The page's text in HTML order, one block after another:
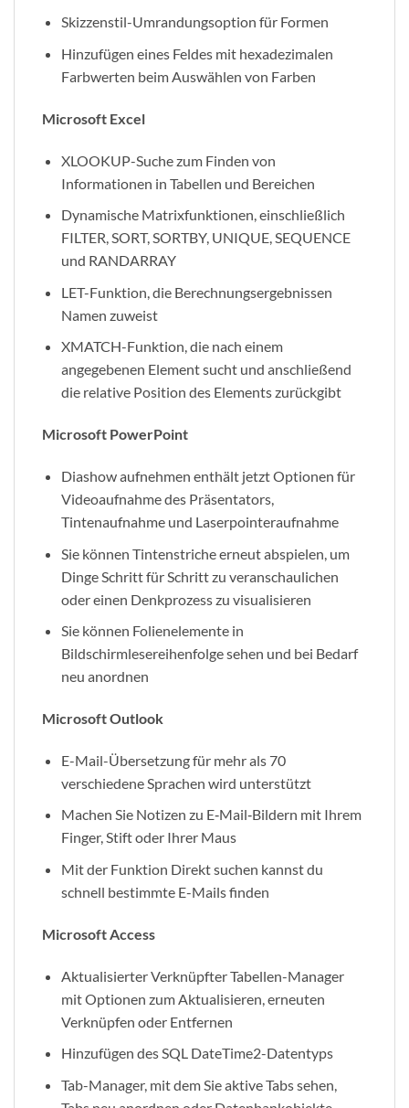
Skizzenstil-Umrandungsoption für Formen
Hinzufügen eines Feldes mit hexadezimalen
Farbwerten beim Auswählen von Farben
Microsoft Excel
XLOOKUP-Suche zum Finden von
Informationen in Tabellen und Bereichen
Dynamische Matrixfunktionen, einschließlich
FILTER, SORT, SORTBY, UNIQUE, SEQUENCE
und RANDARRAY
LET-Funktion, die Berechnungsergebnissen
Namen zuweist
XMATCH-Funktion, die nach einem
angegebenen Element sucht und anschließend
die relative Position des Elements zurückgibt
Microsoft PowerPoint
Diashow aufnehmen enthält jetzt Optionen für
Videoaufnahme des Präsentators,
Tintenaufnahme und Laserpointeraufnahme
Sie können Tintenstriche erneut abspielen, um
Dinge Schritt für Schritt zu veranschaulichen
oder einen Denkprozess zu visualisieren
Sie können Folienelemente in
Bildschirmlesereihenfolge sehen und bei Bedarf
neu anordnen
Microsoft Outlook
E-Mail-Übersetzung für mehr als 70
verschiedene Sprachen wird unterstützt
Machen Sie Notizen zu E‑Mail‑Bildern mit Ihrem
Finger, Stift oder Ihrer Maus
Mit der Funktion Direkt suchen kannst du
schnell bestimmte E-Mails finden
Microsoft Access
Aktualisierter Verknüpfter Tabellen-Manager
mit Optionen zum Aktualisieren, erneuten
Verknüpfen oder Entfernen
Hinzufügen des SQL DateTime2-Datentyps
Tab-Manager, mit dem Sie aktive Tabs sehen,